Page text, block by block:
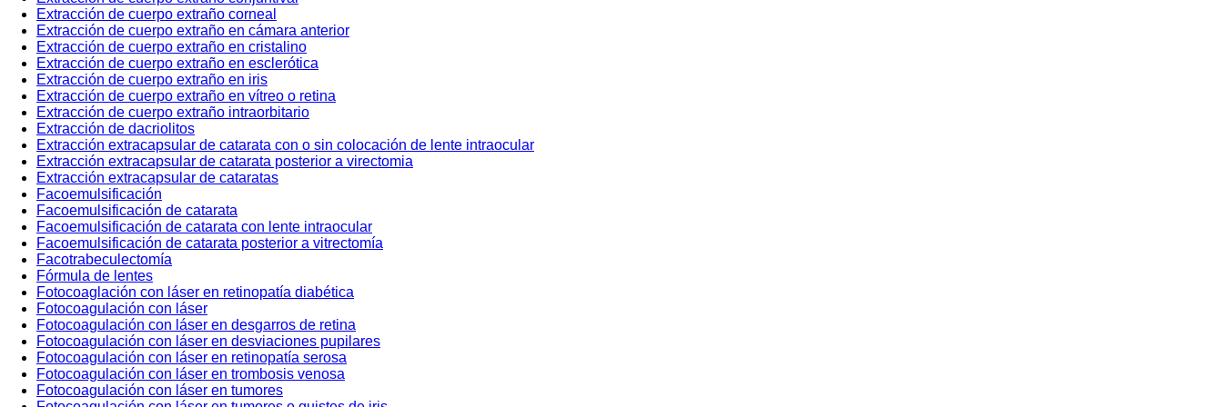
Extracción de cuerpo extraño corneal
Extracción de cuerpo extraño en cámara anterior
Extracción de cuerpo extraño en cristalino
Extracción de cuerpo extraño en esclerótica
Extracción de cuerpo extraño en iris
Extracción de cuerpo extraño en vítreo o retina
Extracción de cuerpo extraño intraorbitario
Extracción de dacriolitos
Extracción extracapsular de catarata con o sin colocación de lente intraocular
Extracción extracapsular de catarata posterior a virectomia
Extracción extracapsular de cataratas
Facoemulsificación
Facoemulsificación de catarata
Facoemulsificación de catarata con lente intraocular
Facoemulsificación de catarata posterior a vitrectomía
Facotrabeculectomía
Fórmula de lentes
Fotocoaglación con láser en retinopatía diabética
Fotocoagulación con láser
Fotocoagulación con láser en desgarros de retina
Fotocoagulación con láser en desviaciones pupilares
Fotocoagulación con láser en retinopatía serosa
Fotocoagulación con láser en trombosis venosa
Fotocoagulación con láser en tumores